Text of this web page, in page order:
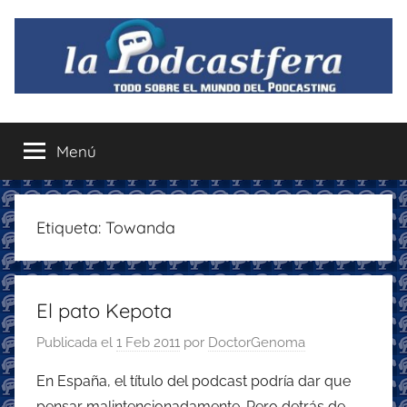
contenido
La
Podcastfera
el
mundo
del
podcasting
recomendaciones
disfrutar
podcastfera
Menú
Etiqueta: Towanda
El pato Kepota
Publicada el 1 Feb 2011 por DoctorGenoma
En España, el título del podcast podría dar que